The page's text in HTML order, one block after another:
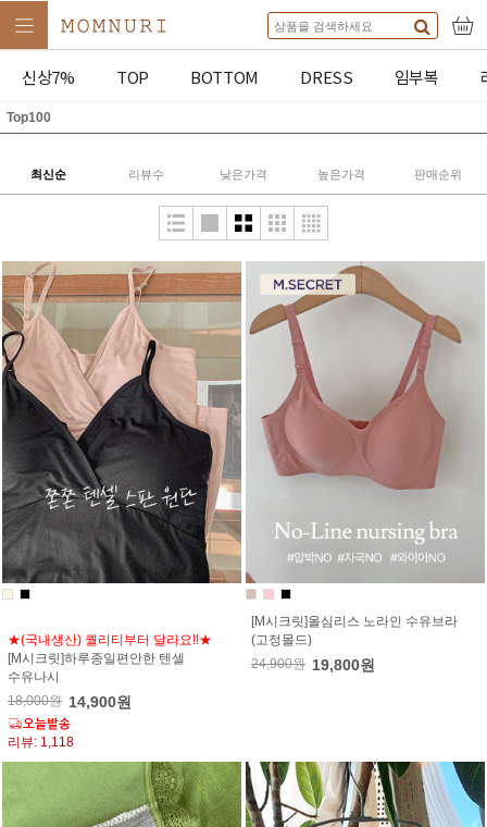
신상7% TOP BOTTOM DRESS 임부복
Top100
최신순 리뷰수 낮은가격 높은가격 판매순위
★(국내생산) 퀄리티부터 달라요!!★
[M시크릿]하루종일편안한 텐셀
수유나시
18,000원 14,900원
리뷰: 1,118
[M시크릿]올심리스 노라인 수유브라
(고정몰드)
24,900원 19,800원